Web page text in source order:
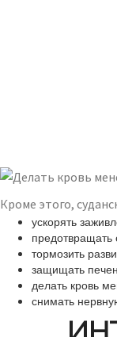
Кроме этого,
ускорять
предотвращать
тормозить
защищать
делать кровь
снимать